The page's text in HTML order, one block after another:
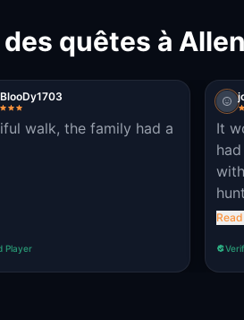
quêtes à
walk, the family had a
Player
It
it's